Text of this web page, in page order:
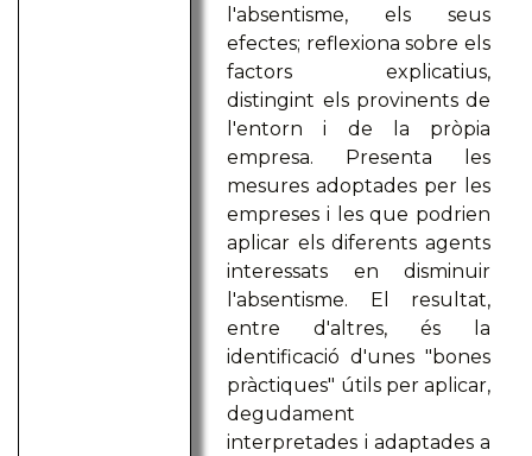
l'absentisme, els seus
efectes; reflexiona sobre els
factors explicatius,
distingint els provinents de
l'entorn i de la pròpia
empresa. Presenta les
mesures adoptades per les
empreses i les que podrien
aplicar els diferents agents
interessats en disminuir
l'absentisme. El resultat,
entre d'altres, és la
identificació d'unes "bones
pràctiques" útils per aplicar,
degudament
interpretades i adaptades a